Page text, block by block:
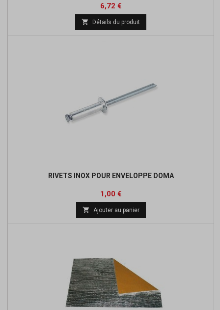
Prix
6,72 €Prix
base
 Détails du produit
RIVETS INOX POUR ENVELOPPE DOMA
Prix
1,00 €
 Ajouter au panier